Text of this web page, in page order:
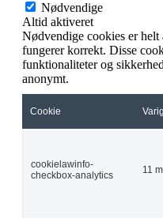
Nødvendige
Altid aktiveret
Nødvendige cookies er helt
fungerer korrekt. Disse
funktionaliteter og
anonymt.
Cookie
cookielawinfo-
checkbox-analytics
11